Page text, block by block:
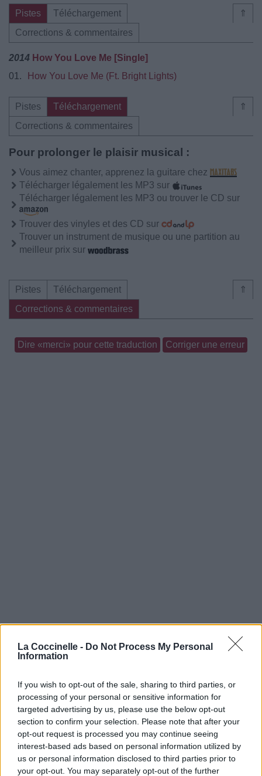
La Coccinelle - Do Not Process My Personal
Information
If you wish to opt-out of the sale, sharing to third parties, or
processing of your personal or sensitive information for
targeted advertising by us, please use the below opt-out
section to confirm your selection. Please note that after your
opt-out request is processed you may continue seeing
interest-based ads based on personal information utilized by
us or personal information disclosed to third parties prior to
your opt-out. You may separately opt-out of the further
⇑
Pistes
Téléchargement
Corrections & commentaires
2014 How You Love Me [Single]
01.
How You Love Me (Ft. Bright Lights)
⇑
Pistes
Téléchargement
Corrections & commentaires
Pour prolonger le plaisir musical :
Vous aimez chanter, apprenez la guitare chez
Télécharger légalement les MP3 sur
Télécharger légalement les MP3 ou trouver le CD sur
Trouver des vinyles et des CD sur
Trouver un instrument de musique ou une partition au
meilleur prix sur
⇑
Pistes
Téléchargement
Corrections & commentaires
Dire «merci» pour cette traduction Corriger une erreur